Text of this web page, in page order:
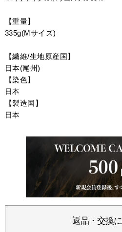
【重量】
335g(Mサイズ)
【繊維/生地原産国】
日本(尾州)
【染色】
日本
【製造国】
日本
返品・交換